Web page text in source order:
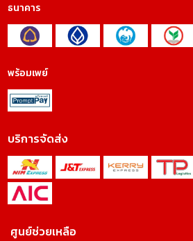
ธนาคาร
พร้อมเพย์
บริการจัดส่ง
ศูนย์ช่วยเหลือ